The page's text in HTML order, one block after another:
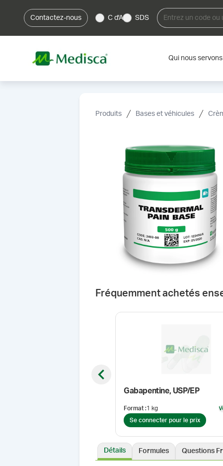
Contactez-nous C d'A SDS
Qui nous servons
Produits Bases et véhicules
Fréquemment achetés
Gabapentine, USP/EP
Format :1 kg
Se connecter pour le prix
Previous slide
Détails Formules Questions